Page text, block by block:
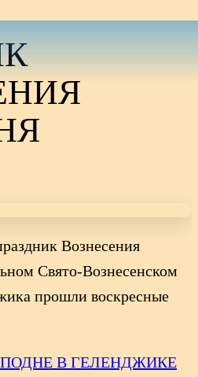
Вознесения
Свято-Вознесенском
прошли воскресные